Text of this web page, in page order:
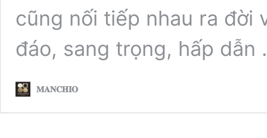
cũng nối tiếp nhau ra đời
đáo, sang trọng, hấp
𝐌𝐀𝐍𝐂𝐇𝐈𝐎